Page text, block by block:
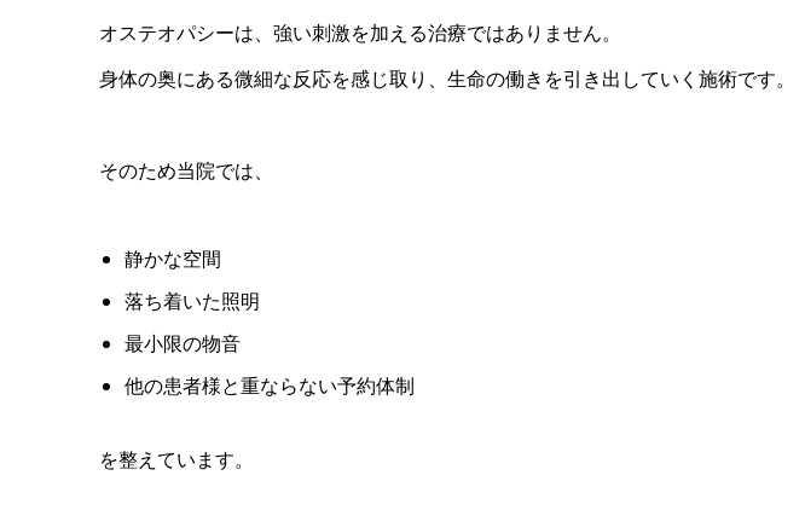
オステオパシーは、強い刺激を加える治療ではありません。
身体の奥にある微細な反応を感じ取り、生命の働きを引き出していく施術です。
そのため当院では、
静かな空間
落ち着いた照明
最小限の物音
他の患者様と重ならない予約体制
を整えています。